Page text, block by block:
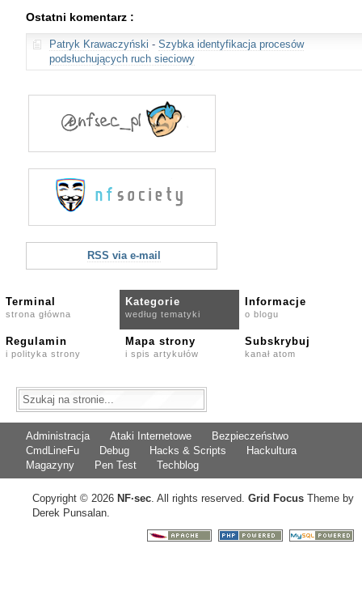
Ostatni komentarz :
Patryk Krawaczyński - Szybka identyfikacja procesów
podsłuchujących ruch sieciowy
RSS via e-mail
Terminal
strona główna
Kategorie
według tematyki
Informacje
o blogu
Regulamin
i polityka strony
Mapa strony
i spis artykułów
Subskrybuj
kanał atom
Administracja Ataki Internetowe
Bezpieczeństwo
CmdLineFu
Debug Hacks & Scripts
Hackultura
Magazyny
Pen Test Techblog
Copyright © 2026 NF·sec. All rights reserved. Grid Focus Theme by
Derek Punsalan.